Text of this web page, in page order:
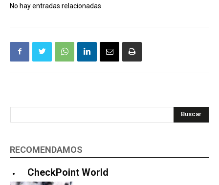
No hay entradas relacionadas
Buscar
RECOMENDAMOS
CheckPoint World